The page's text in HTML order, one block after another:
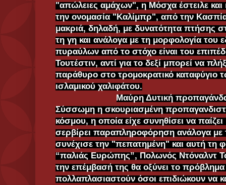
"απώλειες αμάχων", η Μόσχα έστειλε και
την ονομασία "Καλίμπρ", από την
μακριά, δηλαδή, με δυνατότητα πτήσης
τη γη και ανάλογα με τη μορφολογία
πυραύλων από το στόχο είναι του
Τουτέστιν, αντί για το δεξί μπορεί να
παράθυρο στο τρομοκρατικό καταφύγιο
ισλαμικού χαλιφάτου.
Μαύρη Δυτική
Σύσσωμη η σκουριασμένη
κόσμου, η οποία είχε συνηθίσει να
σερβίρει παραπληροφόρηση ανάλογα με
συνέχισε την "πεπατημένη" και αυτή τη
“παλιάς Ευρώπης”, Πολωνός Ντόναλντ
την επέμβασή της θα οξύνει το
πολλαπλασιαστούν όσοι επιδιώκουν να